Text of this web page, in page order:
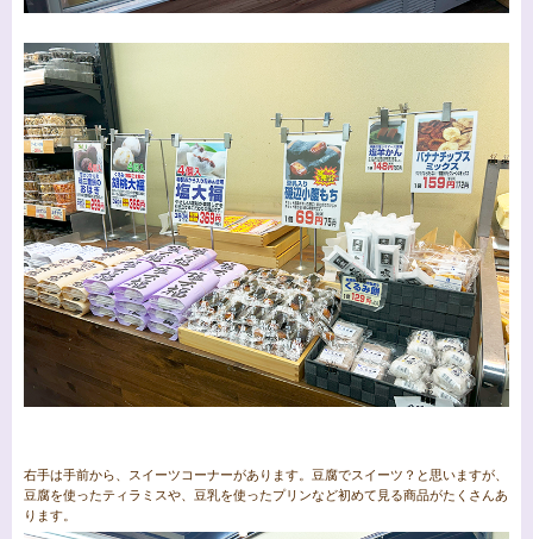
右手は手前から、スイーツコーナーがあります。豆腐でスイーツ？と思いますが、
豆腐を使ったティラミスや、豆乳を使ったプリンなど初めて見る商品がたくさんあ
ります。